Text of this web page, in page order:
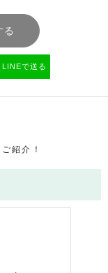
る
LINEで送る
紹介！